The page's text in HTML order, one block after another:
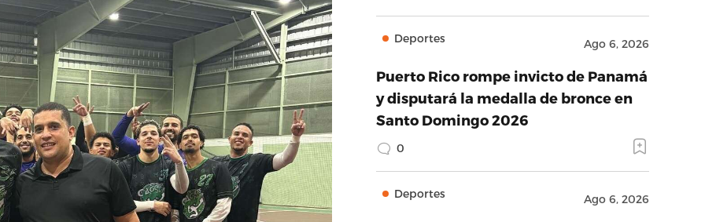
Deportes Ago 6, 2026
Puerto Rico rompe invicto de Panamá
y disputará la medalla de bronce en
Santo Domingo 2026
0
Deportes Ago 6, 2026